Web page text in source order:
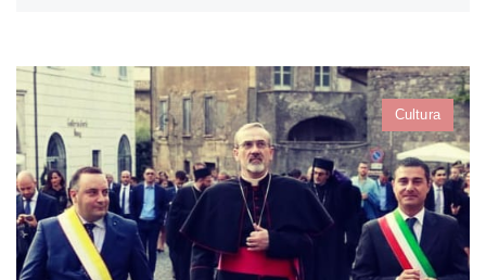
Cultura